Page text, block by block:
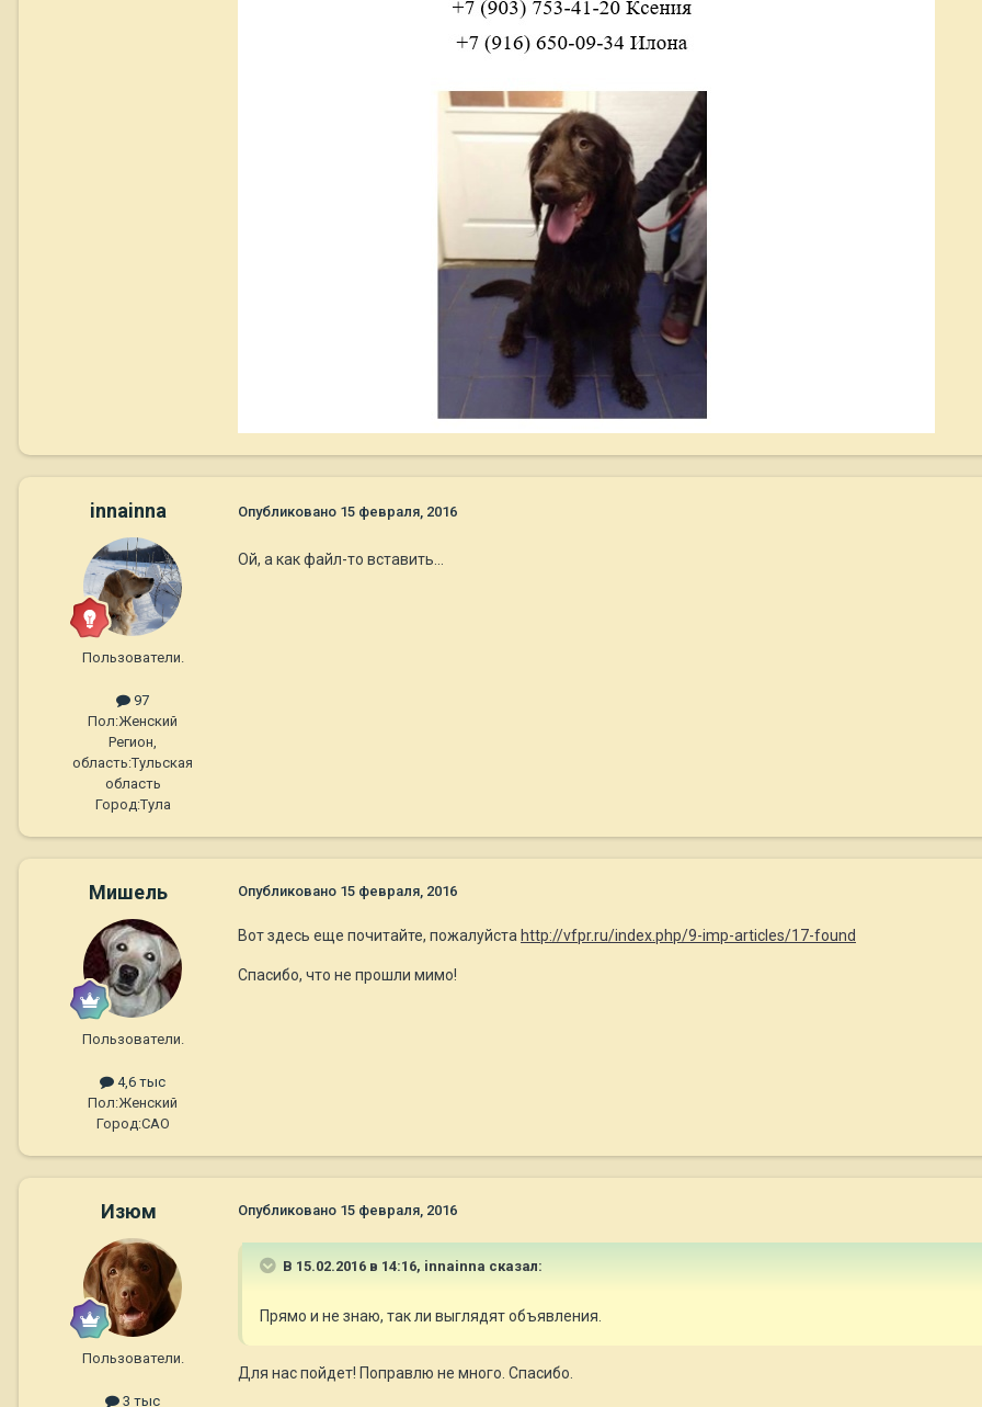
innainna
Пользователи.
97
Пол:Женский
Регион,
область:Тульская
область
Город:Тула
Опубликовано 15 февраля, 2016
Ой, а как файл-то вставить...
Мишель
Пользователи.
4,6 тыс
Пол:Женский
Город:САО
Опубликовано 15 февраля, 2016
Вот здесь еще почитайте, пожалуйста http://vfpr.ru/index.php/9-imp-articles/17-found
Спасибо, что не прошли мимо!
Изюм
Пользователи.
3 тыс
Опубликовано 15 февраля, 2016
В 15.02.2016 в 14:16, innainna сказал:
Прямо и не знаю, так ли выглядят объявления.
Для нас пойдет! Поправлю не много. Спасибо.